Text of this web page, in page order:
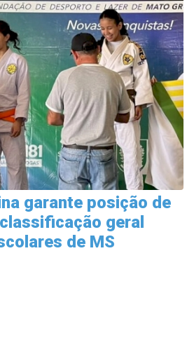
garante posição de
geral
de MS